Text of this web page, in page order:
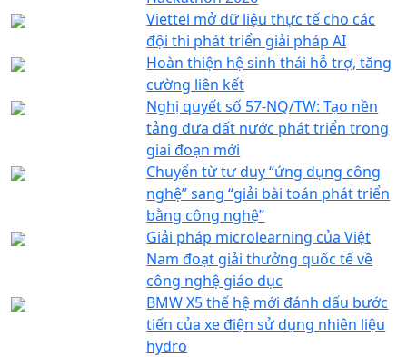
Viettel mở dữ liệu thực tế cho các
đội thi phát triển giải pháp AI
Hoàn thiện hệ sinh thái hỗ trợ, tăng
cường liên kết
Nghị quyết số 57-NQ/TW: Tạo nền
tảng đưa đất nước phát triển trong
giai đoạn mới
Chuyển từ tư duy “ứng dụng công
nghệ” sang “giải bài toán phát triển
bằng công nghệ”
Giải pháp microlearning của Việt
Nam đoạt giải thưởng quốc tế về
công nghệ giáo dục
BMW X5 thế hệ mới đánh dấu bước
tiến của xe điện sử dụng nhiên liệu
hydro